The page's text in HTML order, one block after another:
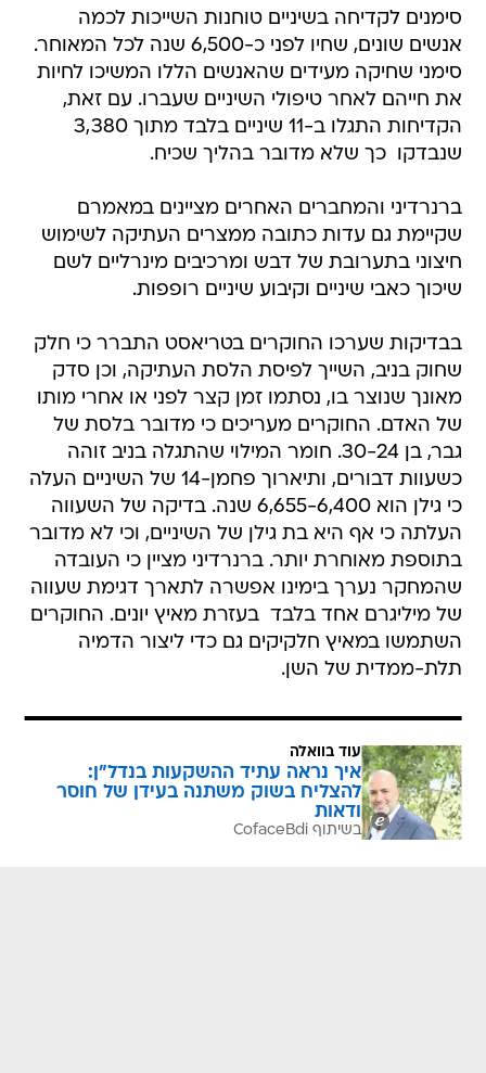
סימנים לקדיחה בשיניים טוחנות השייכות לכמה
אנשים שונים, שחיו לפני כ-6,500 שנה לכל המאוחר.
סימני שחיקה מעידים שהאנשים הללו המשיכו לחיות
את חייהם לאחר טיפולי השיניים שעברו. עם זאת,
הקדיחות התגלו ב-11 שיניים בלבד מתוך 3,380
שנבדקו  כך שלא מדובר בהליך שכיח.
ברנרדיני והמחברים האחרים מציינים במאמרם
שקיימת גם עדות כתובה ממצרים העתיקה לשימוש
חיצוני בתערובת של דבש ומרכיבים מינרליים לשם
שיכוך כאבי שיניים וקיבוע שיניים רופפות.
בבדיקות שערכו החוקרים בטריאסט התברר כי חלק
שחוק בניב, השייך לפיסת הלסת העתיקה, וכן סדק
מאונך שנוצר בו, נסתמו זמן קצר לפני או אחרי מותו
של האדם. החוקרים מעריכים כי מדובר בלסת של
גבר, בן 30-24. חומר המילוי שהתגלה בניב זוהה
כשעוות דבורים, ותיארוך פחמן-14 של השיניים העלה
כי גילן הוא 6,655-6,400 שנה. בדיקה של השעווה
העלתה כי אף היא בת גילן של השיניים, וכי לא מדובר
בתוספת מאוחרת יותר. ברנרדיני מציין כי העובדה
שהמחקר נערך בימינו אפשרה לתארך דגימת שעווה
של מיליגרם אחד בלבד  בעזרת מאיץ יונים. החוקרים
השתמשו במאיץ חלקיקים גם כדי ליצור הדמיה
תלת-ממדית של השן.
עוד בוואלה
איך נראה עתיד ההשקעות בנדל"ן:
להצליח בשוק משתנה בעידן של חוסר
ודאות
בשיתוף CofaceBdi